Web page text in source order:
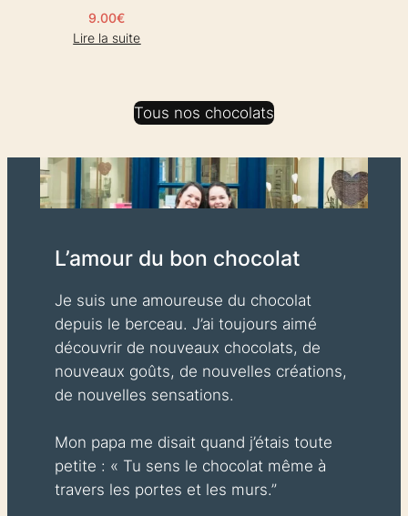
9.00€
Lire la suite
Tous nos chocolats
L’amour du bon chocolat
Je suis une amoureuse du chocolat
depuis le berceau. J’ai toujours aimé
découvrir de nouveaux chocolats, de
nouveaux goûts, de nouvelles créations,
de nouvelles sensations.
Mon papa me disait quand j’étais toute
petite : « Tu sens le chocolat même à
travers les portes et les murs.”